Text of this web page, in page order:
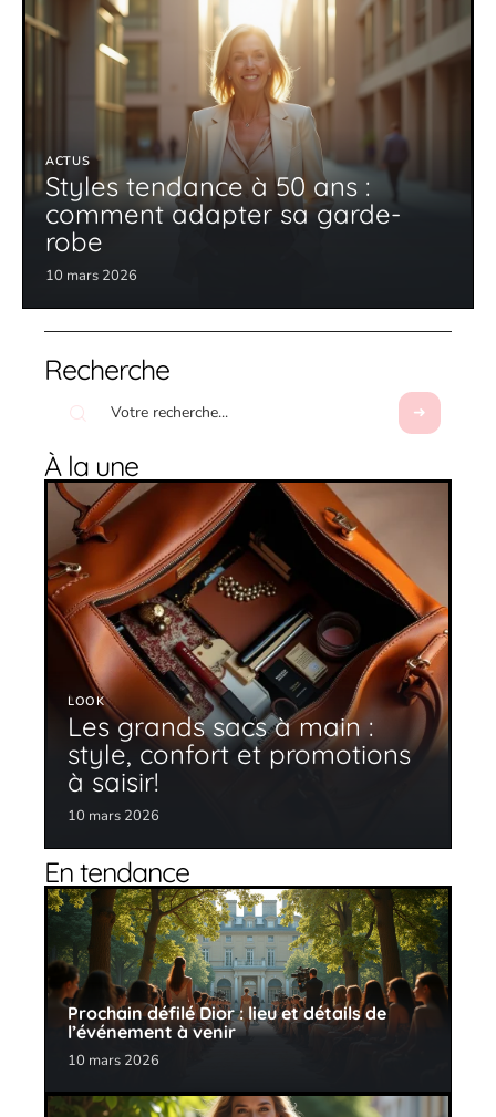
ACTUS
Styles tendance à 50 ans :
comment adapter sa garde-
robe
10 mars 2026
Recherche
À la une
LOOK
Les grands sacs à main :
style, confort et promotions
à saisir!
10 mars 2026
En tendance
Prochain défilé Dior : lieu et détails de
l’événement à venir
10 mars 2026